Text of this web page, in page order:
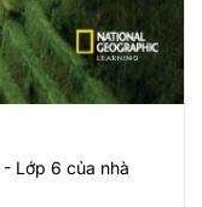
Lớp 6 của nhà